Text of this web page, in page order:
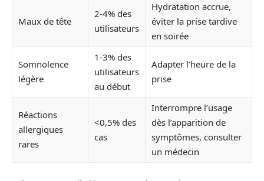
Maux de tête
2-4% des
utilisateurs
Hydratation accrue,
éviter la prise tardive
en soirée
Somnolence
légère
1-3% des
utilisateurs
au début
Adapter l’heure de la
prise
Réactions
allergiques
rares
<0,5% des
cas
Interrompre l’usage
dès l’apparition de
symptômes, consulter
un médecin